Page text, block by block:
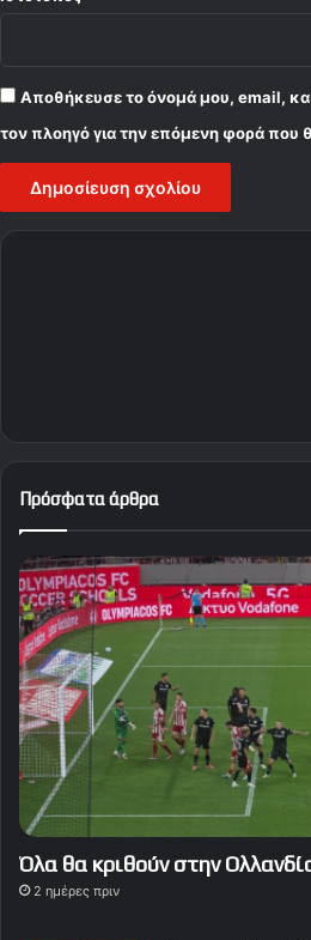
Αποθήκευσε το όνομά μου, email,
τον πλοηγό για την επόμενη φορά που
Πρόσφατα άρθρα
Όλα θα κριθούν στην
2 ημέρες πριν